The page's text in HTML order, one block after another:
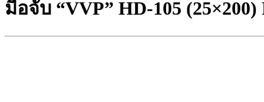
มือจับ “VVP” HD-105 (25×200)